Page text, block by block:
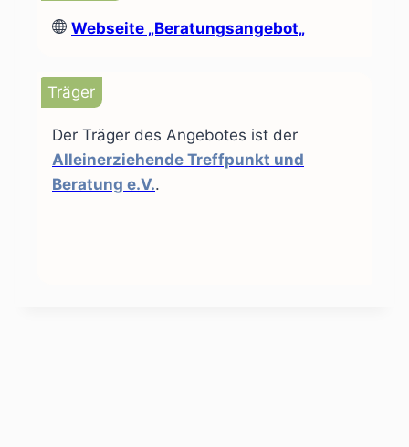
Webseite „Beratungsangebot„
Träger
Der Träger des Angebotes ist der
Alleinerziehende Treffpunkt und
Beratung e.V..